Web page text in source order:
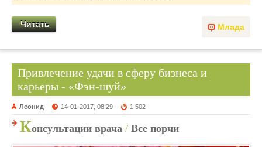
Млада
Читать
Привлечение удачи в сферу бизнеса и
карьеры - «Фэн-шуй»
Леонид 14-01-2017, 08:29 1 502
Консультации врача / Все порчи